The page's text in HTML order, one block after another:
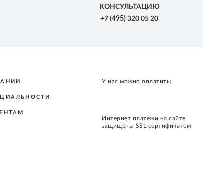
КОНСУЛЬТАЦИЮ
+7 (495) 320 05 20
У нас можно оплатить:
Интернет платежи на сайте
защищены SSL сертификатом